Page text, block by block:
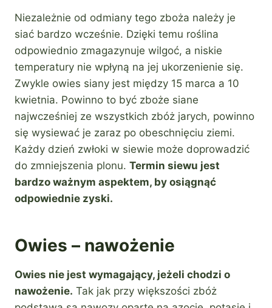
Niezależnie od odmiany tego zboża należy je
siać bardzo wcześnie. Dzięki temu roślina
odpowiednio zmagazynuje wilgoć, a niskie
temperatury nie wpłyną na jej ukorzenienie się.
Zwykle owies siany jest między 15 marca a 10
kwietnia. Powinno to być zboże siane
najwcześniej ze wszystkich zbóż jarych, powinno
się wysiewać je zaraz po obeschnięciu ziemi.
Każdy dzień zwłoki w siewie może doprowadzić
do zmniejszenia plonu. Termin siewu jest
bardzo ważnym aspektem, by osiągnąć
odpowiednie zyski.
Owies – nawożenie
Owies nie jest wymagający, jeżeli chodzi o
nawożenie. Tak jak przy większości zbóż